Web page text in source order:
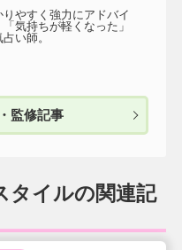
やすく強力にアドバイ
気持ちが軽くなった」
い師。
監修記事
タイルの関連記